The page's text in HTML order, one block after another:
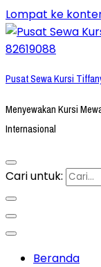
Lompat ke
Pusat Sewa Kursi
Menyewakan Kursi
Internasional
Cari untuk:
Beranda